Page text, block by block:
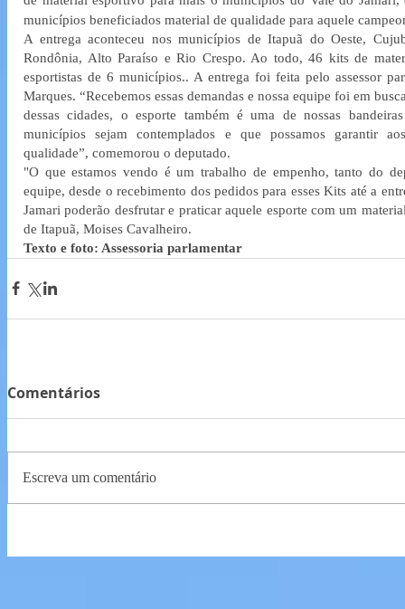
municípios beneficiados material de qualidade para aquele
A entrega aconteceu nos municípios de Itapuã do Oeste,
Rondônia, Alto Paraíso e Rio Crespo. Ao todo, 46 kits de
esportistas de 6 municípios.. A entrega foi feita pelo assessor
Marques. “Recebemos essas demandas e nossa equipe foi em
dessas cidades, o esporte também é uma de nossas
municípios sejam contemplados e que possamos garantir
qualidade”, comemorou o deputado.
"O que estamos vendo é um trabalho de empenho, tanto do
equipe, desde o recebimento dos pedidos para esses Kits até a
Jamari poderão desfrutar e praticar aquele esporte com um
de Itapuã, Moises Cavalheiro.
Texto e foto: Assessoria parlamentar
Comentários
Escreva um comentário